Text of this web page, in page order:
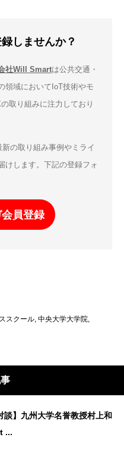
しませんか？
社Will Smartは公共交通・
領域においてIoT技術やモ
取り組みに注力しており
の取り組み事例やミライ
けします。下記の登録フォ
員登録
スクール 中央大学大学院
談】九州大学名誉教授村上和
...